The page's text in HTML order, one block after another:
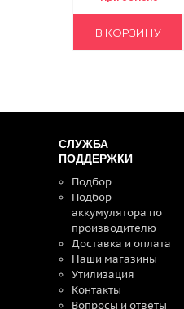
В КОРЗИНУ
СЛУЖБА
ПОДДЕРЖКИ
Подбор
Подбор
аккумулятора по
производителю
Доставка и оплата
Наши магазины
Утилизация
Контакты
Вопросы и ответы